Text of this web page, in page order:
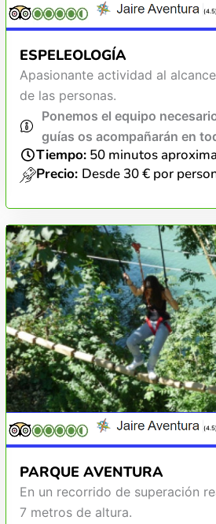
ESPELEOLOGÍA
Apasionante actividad al
de las personas.
Ponemos el equipo
guías os acompañarán en
Tiempo:50 minutos
Precio: Desde 30 € por
PARQUE AVENTURA
En un recorrido de superación
7 metros de altura.